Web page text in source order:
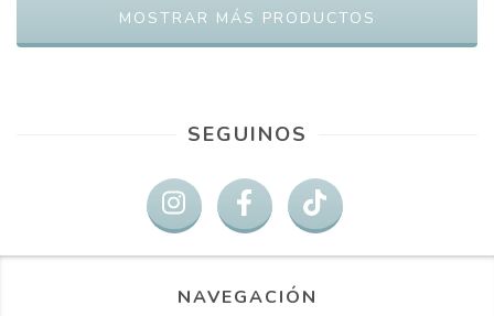
MOSTRAR MÁS PRODUCTOS
SEGUINOS
NAVEGACIÓN